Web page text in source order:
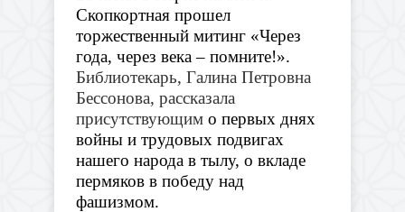
Скопкортная прошел
торжественный митинг «Через
года, через века – помните!».
Библиотекарь, Галина Петровна
Бессонова, рассказала
присутствующим о первых днях
войны и трудовых подвигах
нашего народа в тылу, о вкладе
пермяков в победу над
фашизмом.